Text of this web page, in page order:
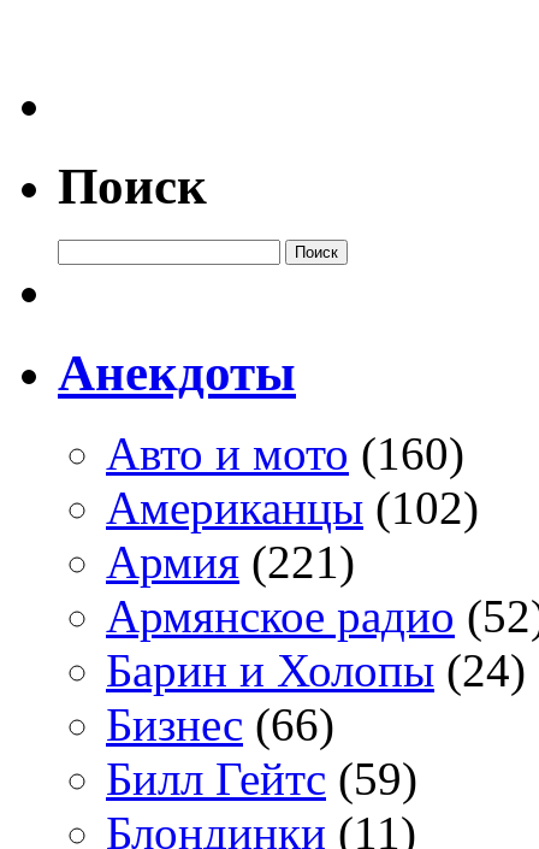
Поиск
Анекдоты
Авто и мото (160)
Американцы (102)
Армия (221)
Армянское радио
Барин и Холопы (24)
Бизнес (66)
Билл Гейтс (59)
Блондинки (11)